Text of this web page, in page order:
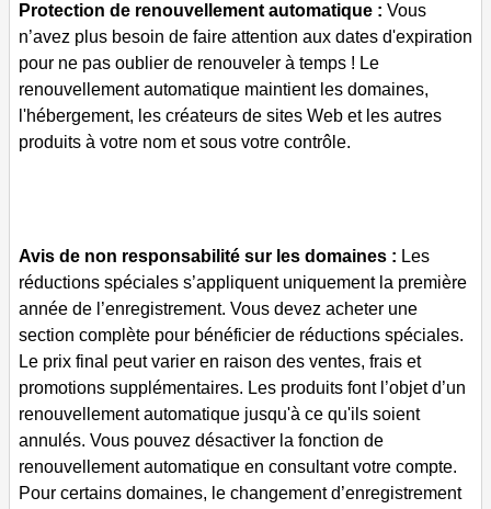
Protection de renouvellement automatique : Vous
n’avez plus besoin de faire attention aux dates d'expiration
pour ne pas oublier de renouveler à temps ! Le
renouvellement automatique maintient les domaines,
l'hébergement, les créateurs de sites Web et les autres
produits à votre nom et sous votre contrôle.
Avis de non responsabilité sur les domaines : Les
réductions spéciales s’appliquent uniquement la première
année de l’enregistrement. Vous devez acheter une
section complète pour bénéficier de réductions spéciales.
Le prix final peut varier en raison des ventes, frais et
promotions supplémentaires. Les produits font l’objet d’un
renouvellement automatique jusqu'à ce qu'ils soient
annulés. Vous pouvez désactiver la fonction de
renouvellement automatique en consultant votre compte.
Pour certains domaines, le changement d’enregistrement